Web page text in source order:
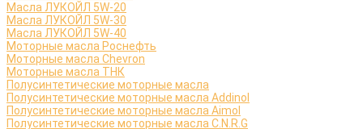
Масла ЛУКОЙЛ 5W-20
Масла ЛУКОЙЛ 5W-30
Масла ЛУКОЙЛ 5W-40
Моторные масла Роснефть
Моторные масла Сhevron
Моторные масла ТНК
Полусинтетические моторные масла
Полусинтетические моторные масла Addinol
Полусинтетические моторные масла Aimol
Полусинтетические моторные масла C.N.R.G